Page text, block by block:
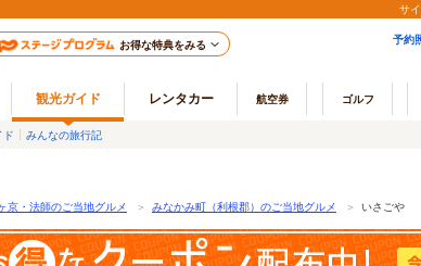
サ
お得な特典をみる 予約
観光ガイド レンタカー 航空券 ゴルフ
ド みんなの旅行記
京・法師のご当地グルメ ＞ みなかみ町（利根郡）のご当地グルメ ＞ いさごや